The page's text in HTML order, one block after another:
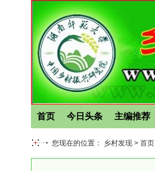
首页 今日头条 主编推荐
您现在的位置： 乡村发现 > 首页